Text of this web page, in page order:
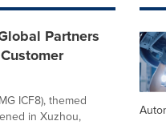
Partners
ICF8), themed
in Xuzhou,